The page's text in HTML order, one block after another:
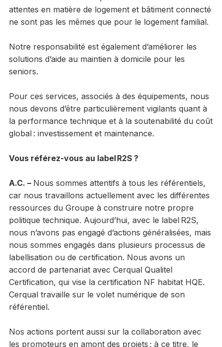
attentes en matière de logement et bâtiment connecté
ne sont pas les mêmes que pour le logement familial.
Notre responsabilité est également d’améliorer les
solutions d’aide au maintien à domicile pour les
seniors.
Pour ces services, associés à des équipements, nous
nous devons d’être particulièrement vigilants quant à
la performance technique et à la soutenabilité du coût
global : investissement et maintenance.
Vous référez-vous au label R2S ?
A.C. – Nous sommes attentifs à tous les référentiels,
car nous travaillons actuellement avec les différentes
ressources du Groupe à construire notre propre
politique technique. Aujourd’hui, avec le label R2S,
nous n’avons pas engagé d’actions généralisées, mais
nous sommes engagés dans plusieurs processus de
labellisation ou de certification. Nous avons un
accord de partenariat avec Cerqual Qualitel
Certification, qui vise la certification NF habitat HQE.
Cerqual travaille sur le volet numérique de son
référentiel.
Nos actions portent aussi sur la collaboration avec
les promoteurs en amont des projets ; à ce titre, le